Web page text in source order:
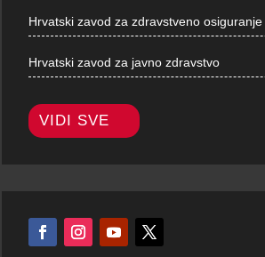
Hrvatski zavod za zdravstveno osiguranje
Hrvatski zavod za javno zdravstvo
VIDI SVE